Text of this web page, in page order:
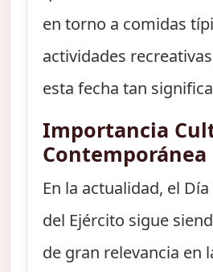
en torno a comidas
actividades
esta fecha tan
Importancia
Contemporánea
En la actualidad, el
del Ejército sigue
de gran relevancia en